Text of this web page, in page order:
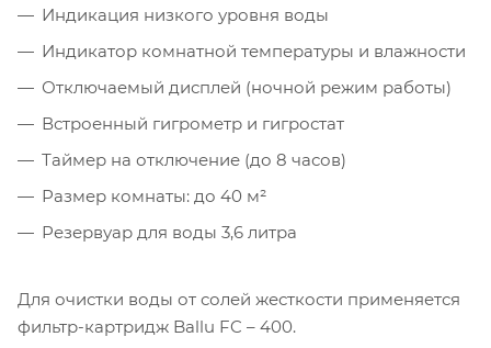
Индикация низкого уровня воды
Индикатор комнатной температуры и влажности
Отключаемый дисплей (ночной режим работы)
Встроенный гигрометр и гигростат
Таймер на отключение (до 8 часов)
Размер комнаты: до 40 м²
Резервуар для воды 3,6 литра
Для очистки воды от солей жесткости применяется
фильтр-картридж Ballu FC – 400.